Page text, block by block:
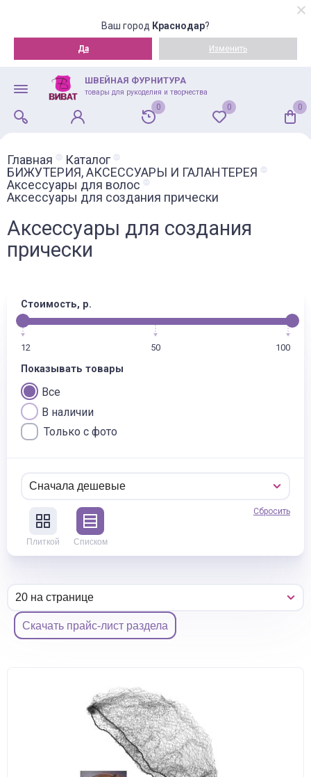
Ваш город Краснодар?
Да Изменить
ШВЕЙНАЯ ФУРНИТУРА
товары для рукоделия и творчества
0 0 0
Главная
Каталог
БИЖУТЕРИЯ, АКСЕССУАРЫ И ГАЛАНТЕРЕЯ
Аксессуары для волос
Аксессуары для создания прически
Аксессуары для создания
прически
Стоимость, р.
12 50 100
Показывать товары
Все
В наличии
Только с фото
Плиткой Списком
Сбросить
Скачать прайс-лист раздела